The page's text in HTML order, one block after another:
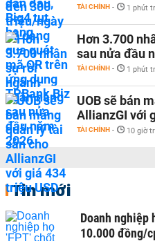
TÀI CHÍNH - 1 phút
Hơn 3.700
sau nửa đầu
TÀI CHÍNH - 1 phút
UOB sẽ bán
AllianzGI với
TÀI CHÍNH - 10 giờ
Tin mới
Doanh nghiệp
10.000 đồng/